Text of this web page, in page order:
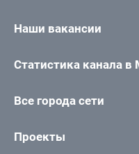
Наши вакансии
Статистика канала в
Все города сети
Проекты